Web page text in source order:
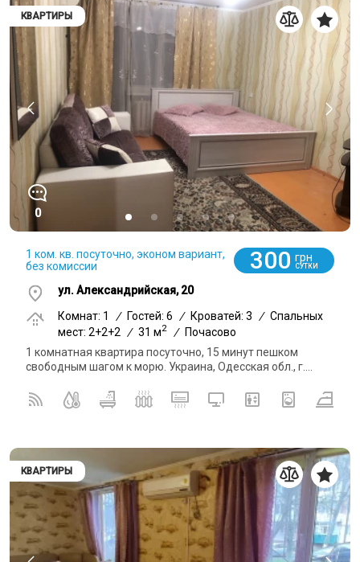
КВАРТИРЫ
0
1 ком. кв. посуточно, эконом вариант,
без комиссии
300 грн
СУТКИ
ул. Александрийская, 20
Комнат: 1
/ Гостей: 6 / Кроватей: 3 / Спальных
мест: 2+2+2
/ 31 м2 /
Почасово
1 комнатная квартира посуточно, 15 минут пешком
свободным шагом к морю. Украина, Одесская обл., г....
КВАРТИРЫ